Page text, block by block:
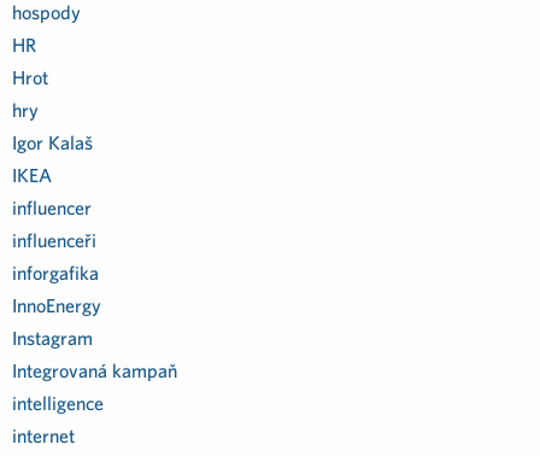
hospody
HR
Hrot
hry
Igor Kalaš
IKEA
influencer
influenceři
inforgafika
InnoEnergy
Instagram
Integrovaná kampaň
intelligence
internet